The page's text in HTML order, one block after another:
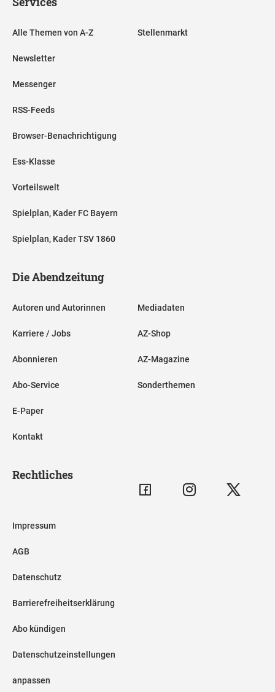
Alle Themen von A-Z
Newsletter
Messenger
RSS-Feeds
Browser-Benachrichtigung
Ess-Klasse
Vorteilswelt
Spielplan, Kader FC Bayern
Spielplan, Kader TSV 1860
Stellenmarkt
Die Abendzeitung
Autoren und Autorinnen
Karriere / Jobs
Abonnieren
Abo-Service
E-Paper
Kontakt
Mediadaten
AZ-Shop
AZ-Magazine
Sonderthemen
Rechtliches
Impressum
AGB
Datenschutz
Barrierefreiheitserklärung
Abo kündigen
Datenschutzeinstellungen
anpassen